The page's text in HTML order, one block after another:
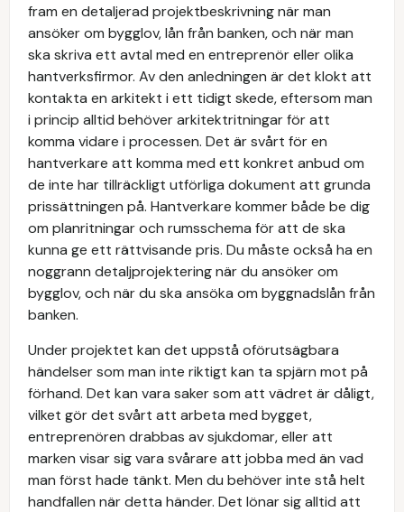
fram en detaljerad projektbeskrivning när man
ansöker om bygglov, lån från banken, och när man
ska skriva ett avtal med en entreprenör eller olika
hantverksfirmor. Av den anledningen är det klokt att
kontakta en arkitekt i ett tidigt skede, eftersom man
i princip alltid behöver arkitektritningar för att
komma vidare i processen. Det är svårt för en
hantverkare att komma med ett konkret anbud om
de inte har tillräckligt utförliga dokument att grunda
prissättningen på. Hantverkare kommer både be dig
om planritningar och rumsschema för att de ska
kunna ge ett rättvisande pris. Du måste också ha en
noggrann detaljprojektering när du ansöker om
bygglov, och när du ska ansöka om byggnadslån från
banken.
Under projektet kan det uppstå oförutsägbara
händelser som man inte riktigt kan ta spjärn mot på
förhand. Det kan vara saker som att vädret är dåligt,
vilket gör det svårt att arbeta med bygget,
entreprenören drabbas av sjukdomar, eller att
marken visar sig vara svårare att jobba med än vad
man först hade tänkt. Men du behöver inte stå helt
handfallen när detta händer. Det lönar sig alltid att